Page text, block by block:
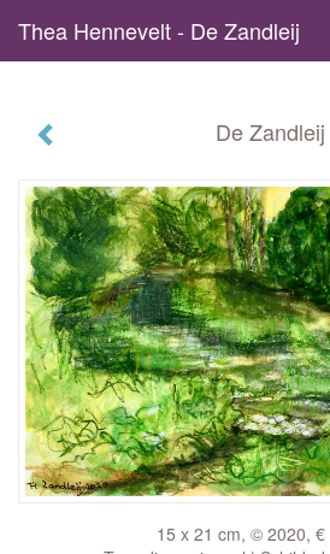
Thea Hennevelt - De Zandleij
De Zandleij
15 x 21 cm, © 2020, €